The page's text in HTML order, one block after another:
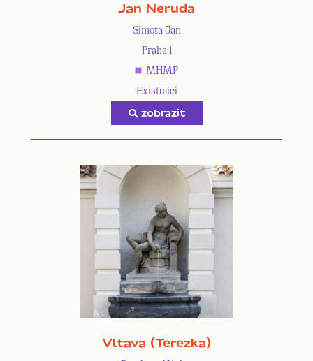
Jan Neruda
Simota Jan
Praha 1
MHMP
Existující
zobrazit
Vltava (Terezka)